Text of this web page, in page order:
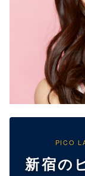
PICO
新宿の